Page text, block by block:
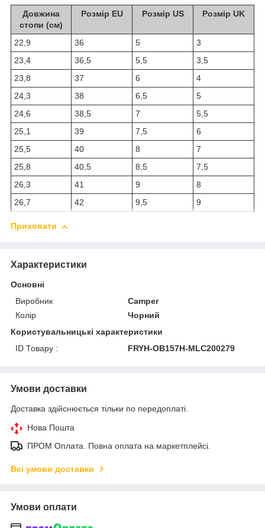
Довжина
стопи (см)
Розмір EU Розмір US Розмір UK
22,9 36 5
3
23,4
36,5 5,5
3,5
23,8
37 6
4
24,3
38 6,5
5
24,6
38,5 7
5,5
25,1
39 7,5
6
25,5
40 8
7
25,8
40,5 8,5
7,5
26,3
41 9
8
26,7
42 9,5 9
Приховати
Характеристики
Основні
Виробник
Camper
Колір
Чорний
Користувальницькі характеристики
ID Товару :
FRYH-OB157H-MLC200279
Умови доставки
Доставка здійснюється тільки по передоплаті.
Нова Пошта
ПРОМ Оплата. Повна оплата на маркетплейсі.
Всі умови доставки
Умови оплати